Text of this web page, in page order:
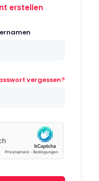
erstellen
vergessen?